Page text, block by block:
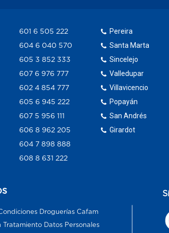
601 6 505 222
604 6 040 570
605 3 852 333
607 6 976 777
602 4 854 777
605 6 945 222
607 5 956 111
606 8 962 205
604 7 898 888
608 8 631 222
Pereira
Santa Marta
Sincelejo
Valledupar
Villavicencio
Popayán
San Andrés
Girardot
Droguerías Cafam
Tratamiento Datos Personales